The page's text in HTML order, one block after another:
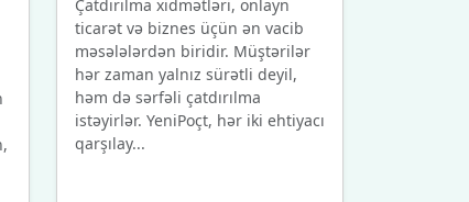
Çatdırılma xidmətləri, onlayn
ticarət və biznes üçün ən vacib
məsələlərdən biridir. Müştərilər
hər zaman yalnız sürətli deyil,
həm də sərfəli çatdırılma
istəyirlər. YeniPoçt, hər iki ehtiyacı
qarşılay...